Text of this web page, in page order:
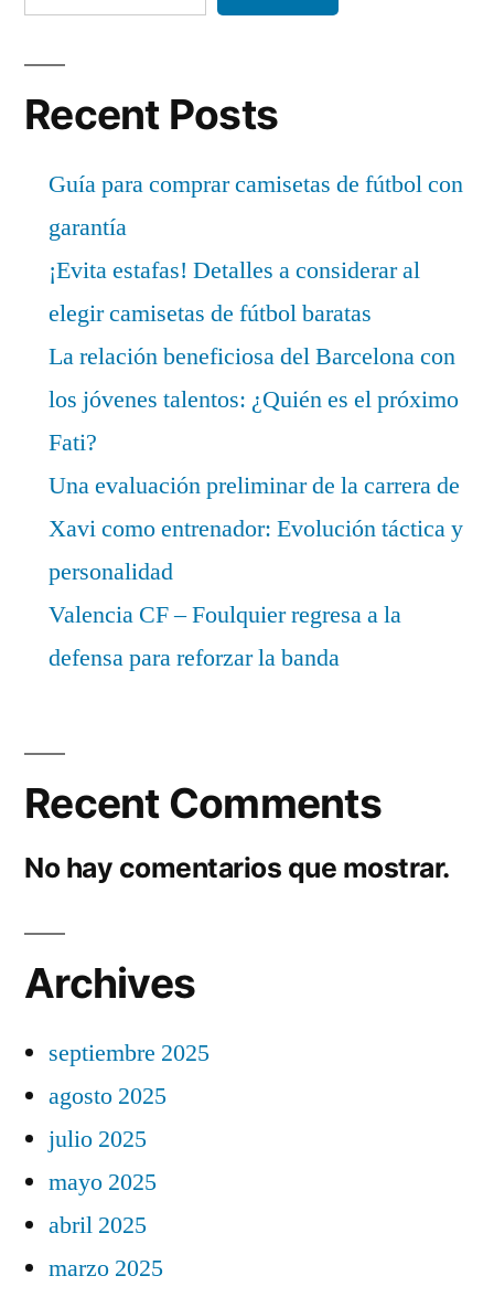
Recent Posts
Guía para comprar camisetas de fútbol con
garantía
¡Evita estafas! Detalles a considerar al
elegir camisetas de fútbol baratas
La relación beneficiosa del Barcelona con
los jóvenes talentos: ¿Quién es el próximo
Fati?
Una evaluación preliminar de la carrera de
Xavi como entrenador: Evolución táctica y
personalidad
Valencia CF – Foulquier regresa a la
defensa para reforzar la banda
Recent Comments
No hay comentarios que mostrar.
Archives
septiembre 2025
agosto 2025
julio 2025
mayo 2025
abril 2025
marzo 2025